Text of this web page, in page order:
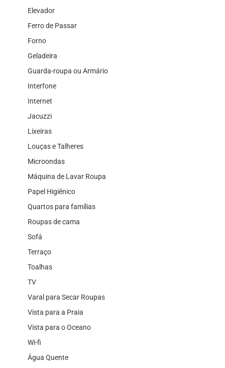
Elevador
Ferro de Passar
Forno
Geladeira
Guarda-roupa ou Armário
Interfone
Internet
Jacuzzi
Lixeiras
Louças e Talheres
Microondas
Máquina de Lavar Roupa
Papel Higiênico
Quartos para famílias
Roupas de cama
Sofá
Terraço
Toalhas
TV
Varal para Secar Roupas
Vista para a Praia
Vista para o Oceano
Wi-fi
Água Quente